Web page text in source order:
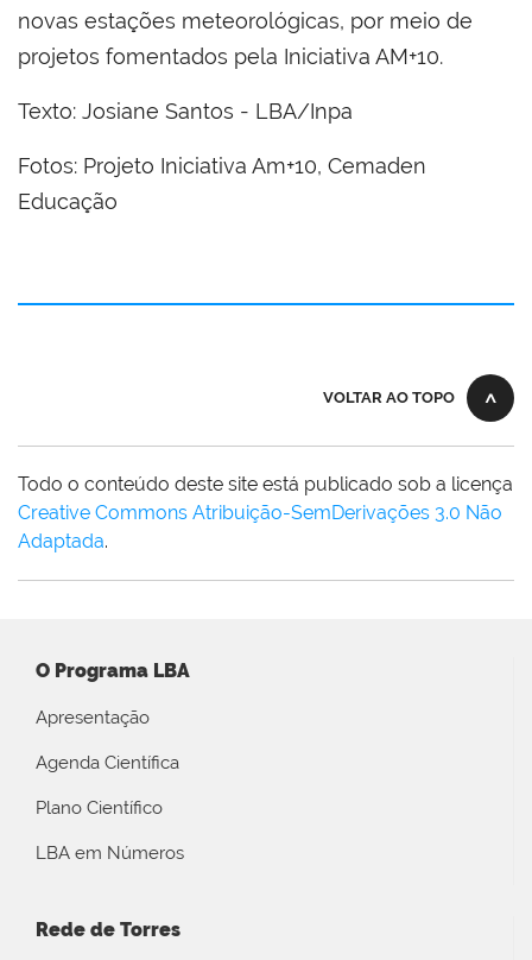
novas estações meteorológicas, por meio de
projetos fomentados pela Iniciativa AM+10.
Texto: Josiane Santos - LBA/Inpa
Fotos: Projeto Iniciativa Am+10, Cemaden
Educação
VOLTAR AO TOPO
Todo o conteúdo deste site está publicado sob a licença
Creative Commons Atribuição-SemDerivações 3.0 Não
Adaptada.
O Programa LBA
Apresentação
Agenda Científica
Plano Científico
LBA em Números
Rede de Torres